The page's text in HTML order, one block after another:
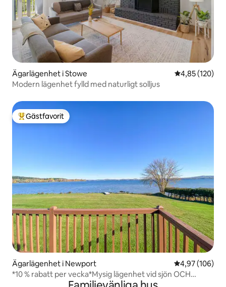
Ägarlägenhet i Stowe 4,85 av 5 i
4,85 (120)
Modern lägenhet fylld med naturligt solljus
Populär gästfavorit
Gästfavorit
Ägarlägenhet i Newport 4,97 av 5 i
4,97 (106)
*10 % rabatt per vecka*Mysig lägenhet vid sjön OCH